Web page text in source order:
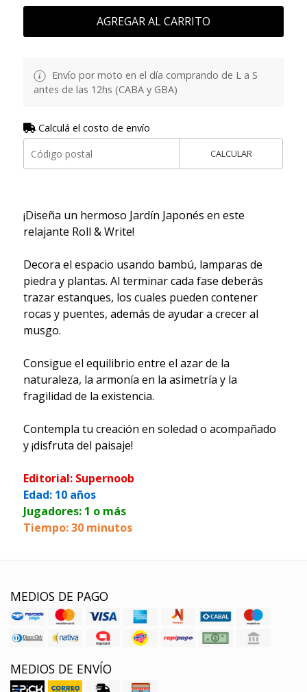
AGREGAR AL CARRITO
Envío por moto en el día comprando de L a S
antes de las 12hs (CABA y GBA)
Calculá el costo de envío
CALCULAR
¡Diseña un hermoso Jardín Japonés en este
relajante Roll & Write!
Decora el espacio usando bambú, lamparas de
piedra y plantas. Al terminar cada fase deberás
trazar estanques, los cuales pueden contener
rocas y puentes, además de ayudar a crecer al
musgo.
Consigue el equilibrio entre el azar de la
naturaleza, la armonía en la asimetría y la
fragilidad de la existencia.
Contempla tu creación en soledad o acompañado
y ¡disfruta del paisaje!
Editorial: Supernoob
Edad: 10 años
Jugadores: 1 o más
Tiempo: 30 minutos
MEDIOS DE PAGO
MEDIOS DE ENVÍO